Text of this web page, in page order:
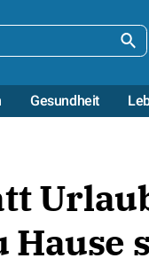
Gesundheit
Hause